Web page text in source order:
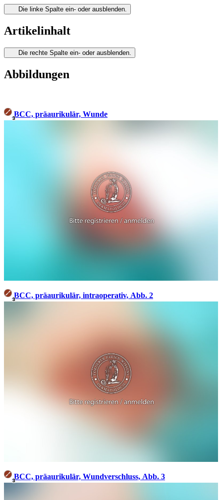
Die linke Spalte ein- oder ausblenden.
Artikelinhalt
Die rechte Spalte ein- oder ausblenden.
Abbildungen
3BCC, präaurikulär, Wunde
3BCC, präaurikulär, intraoperativ, Abb. 2
3BCC, präaurikulär, Wundverschluss, Abb. 3